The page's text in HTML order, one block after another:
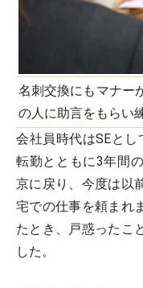
名刺交換にもマナー
の人に助言をもらい
会社員時代はSEと
転勤とともに3年間
京に戻り、今度は以
宅での仕事を頼まれ
たとき、戸惑ったこ
した。